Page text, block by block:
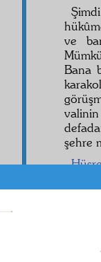
ve
Bana
şehre